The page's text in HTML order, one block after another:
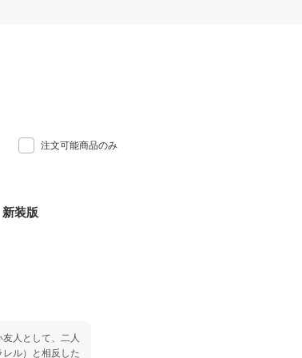
注文可能商品のみ
装版
人として、二人
ル）と相反した